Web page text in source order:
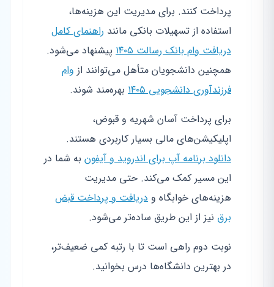
پرداخت کنند. برای مدیریت این هزینه‌ها،
استفاده از تسهیلات بانکی مانند راهنمای کامل
دریافت وام بانک رسالت ۱۴۰۵
پیشنهاد می‌شود.
همچنین دانشجویان متأهل می‌توانند از وام
فرزندآوری دانشجویی ۱۴۰۵
بهره‌مند شوند.
برای پرداخت آسان شهریه و قبوض،
اپلیکیشن‌های مالی بسیار کاربردی هستند.
دانلود برنامه آپ برای اندروید و آیفون به شما در
این مسیر کمک می‌کند. حتی مدیریت
هزینه‌های خوابگاه و دریافت و پرداخت قبض
برق نیز از این طریق ساده‌تر می‌شود.
نوبت دوم راهی است تا با رتبه کمی ضعیف‌تر،
در بهترین دانشگاه‌ها درس بخوانید.